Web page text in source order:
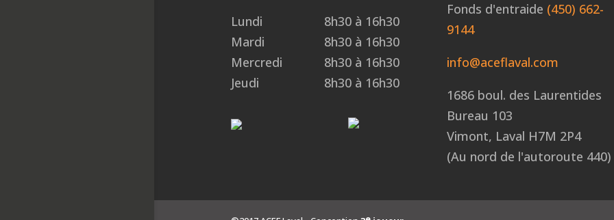
Lundi
8h30 à 16h30
Mardi
8h30 à 16h30
Mercredi
8h30 à 16h30
Jeudi
8h30 à 16h30
Fonds d'entraide (450) 662-
9144
info@aceflaval.com
1686 boul. des Laurentides
Bureau 103
Vimont, Laval H7M 2P4
(Au nord de l'autoroute 440)